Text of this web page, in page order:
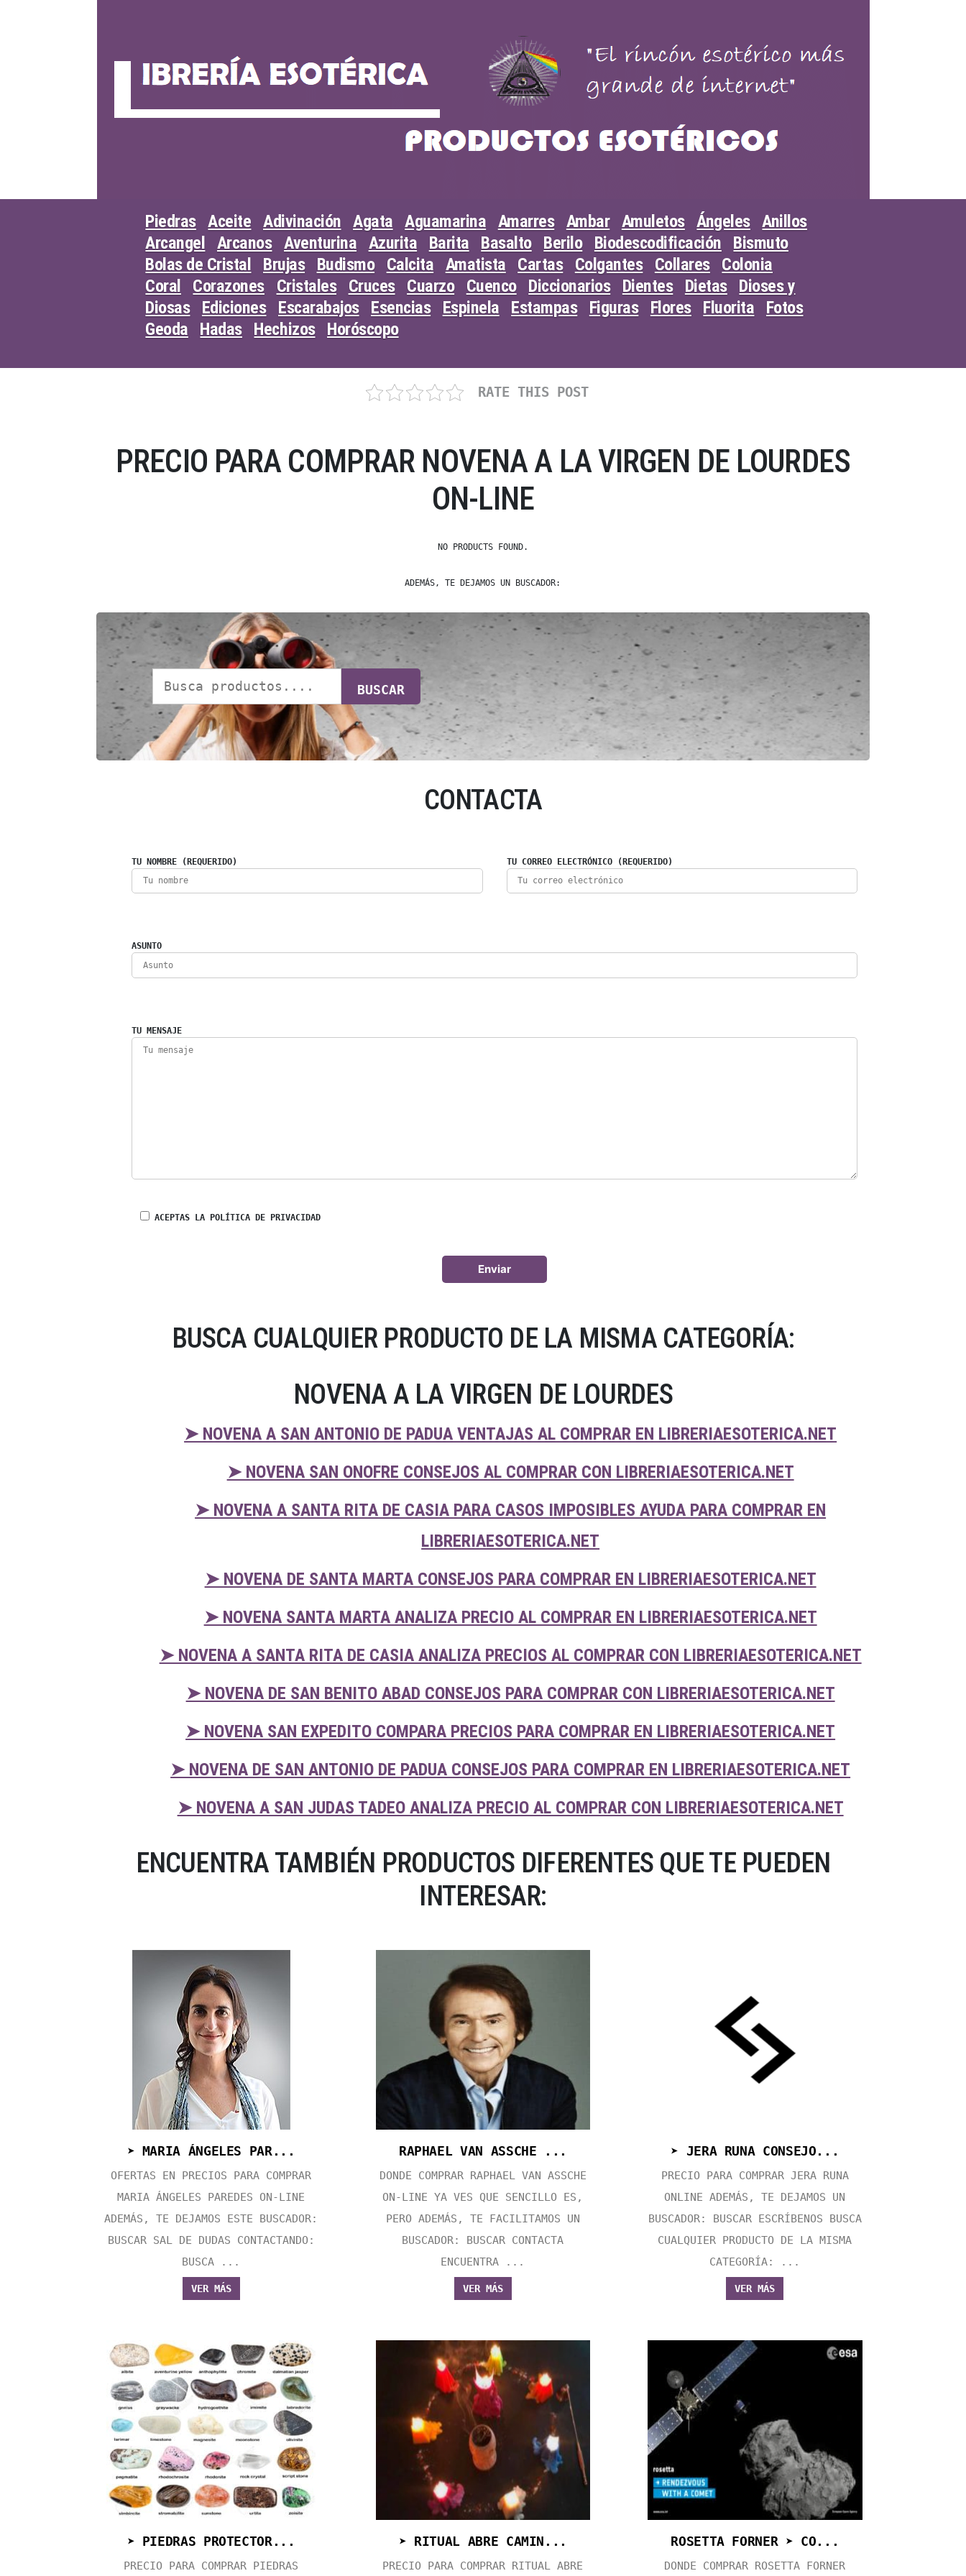
Piedras Aceite Adivinación Agata Aguamarina Amarres Ambar Amuletos Ángeles Anillos
Arcangel
Arcanos Aventurina Azurita Barita Basalto Berilo Biodescodificación
Bismuto
Bolas de Cristal
Brujas Budismo Calcita Amatista Cartas Colgantes Collares
Colonia
Coral
Corazones Cristales Cruces Cuarzo Cuenco Diccionarios Dientes Dietas
Dioses y
Diosas
Ediciones Escarabajos Esencias Espinela Estampas Figuras Flores Fluorita
Fotos
Geoda
Hadas Hechizos Horóscopo
RATE THIS POST
PRECIO PARA COMPRAR NOVENA A LA VIRGEN DE LOURDES
ON-LINE
NO PRODUCTS FOUND.
ADEMÁS, TE DEJAMOS UN BUSCADOR:
BUSCAR
CONTACTA
TU NOMBRE (REQUERIDO) TU CORREO ELECTRÓNICO (REQUERIDO)
ASUNTO
TU MENSAJE
ACEPTAS LA POLÍTICA DE PRIVACIDAD
BUSCA CUALQUIER PRODUCTO DE LA MISMA CATEGORÍA:
NOVENA A LA VIRGEN DE LOURDES
➤ NOVENA A SAN ANTONIO DE PADUA VENTAJAS AL COMPRAR EN LIBRERIAESOTERICA.NET
➤ NOVENA SAN ONOFRE CONSEJOS AL COMPRAR CON LIBRERIAESOTERICA.NET
➤ NOVENA A SANTA RITA DE CASIA PARA CASOS IMPOSIBLES AYUDA PARA COMPRAR EN
LIBRERIAESOTERICA.NET
➤ NOVENA DE SANTA MARTA CONSEJOS PARA COMPRAR EN LIBRERIAESOTERICA.NET
➤ NOVENA SANTA MARTA ANALIZA PRECIO AL COMPRAR EN LIBRERIAESOTERICA.NET
➤ NOVENA A SANTA RITA DE CASIA ANALIZA PRECIOS AL COMPRAR CON LIBRERIAESOTERICA.NET
➤ NOVENA DE SAN BENITO ABAD CONSEJOS PARA COMPRAR CON LIBRERIAESOTERICA.NET
➤ NOVENA SAN EXPEDITO COMPARA PRECIOS PARA COMPRAR EN LIBRERIAESOTERICA.NET
➤ NOVENA DE SAN ANTONIO DE PADUA CONSEJOS PARA COMPRAR EN LIBRERIAESOTERICA.NET
➤ NOVENA A SAN JUDAS TADEO ANALIZA PRECIO AL COMPRAR CON LIBRERIAESOTERICA.NET
ENCUENTRA TAMBIÉN PRODUCTOS DIFERENTES QUE TE PUEDEN
INTERESAR:
➤ MARIA ÁNGELES PAR...
OFERTAS EN PRECIOS PARA COMPRAR
MARIA ÁNGELES PAREDES ON-LINE
ADEMÁS, TE DEJAMOS ESTE BUSCADOR:
BUSCAR SAL DE DUDAS CONTACTANDO:
BUSCA ...
VER MÁS
RAPHAEL VAN ASSCHE ...
DONDE COMPRAR RAPHAEL VAN ASSCHE
ON-LINE YA VES QUE SENCILLO ES,
PERO ADEMÁS, TE FACILITAMOS UN
BUSCADOR: BUSCAR CONTACTA
ENCUENTRA ...
VER MÁS
➤ JERA RUNA CONSEJO...
PRECIO PARA COMPRAR JERA RUNA
ONLINE ADEMÁS, TE DEJAMOS UN
BUSCADOR: BUSCAR ESCRÍBENOS BUSCA
CUALQUIER PRODUCTO DE LA MISMA
CATEGORÍA: ...
VER MÁS
➤ PIEDRAS PROTECTOR...
PRECIO PARA COMPRAR PIEDRAS
➤ RITUAL ABRE CAMIN...
PRECIO PARA COMPRAR RITUAL ABRE
ROSETTA FORNER ➤ CO...
DONDE COMPRAR ROSETTA FORNER